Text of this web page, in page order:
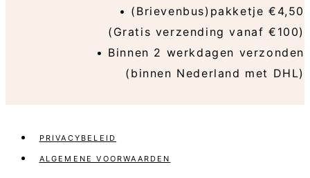
• (Brievenbus)pakketje €4,50
(Gratis verzending vanaf €100)
• Binnen 2 werkdagen verzonden
(binnen Nederland met DHL)
PRIVACYBELEID
ALGEMENE VOORWAARDEN